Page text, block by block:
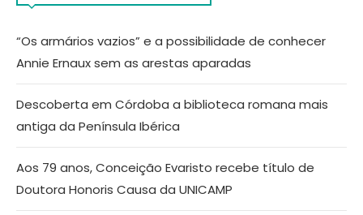
“Os armários vazios” e a possibilidade de conhecer
Annie Ernaux sem as arestas aparadas
Descoberta em Córdoba a biblioteca romana mais
antiga da Península Ibérica
Aos 79 anos, Conceição Evaristo recebe título de
Doutora Honoris Causa da UNICAMP